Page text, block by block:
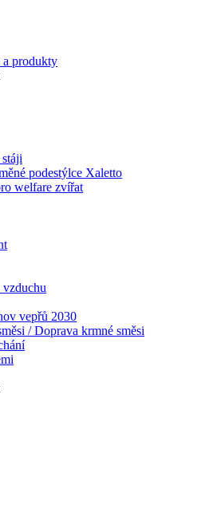
a produkty
podestýlce Xaletto
welfare zvířat
vzduchu
vepřů 2030
/ Doprava krmné směsi